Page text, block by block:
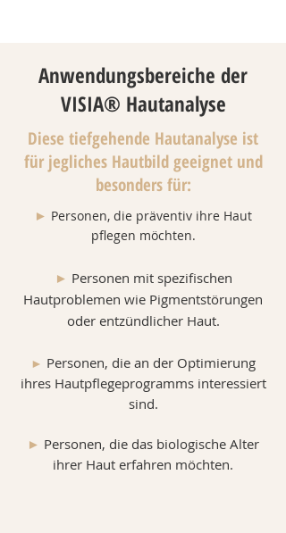
Anwendungsbereiche der
VISIA® Hautanalyse
Diese tiefgehende Hautanalyse ist
für jegliches Hautbild geeignet und
besonders für:
► Personen, die präventiv ihre Haut
pflegen möchten.
► Personen mit spezifischen
Hautproblemen wie Pigmentstörungen
oder entzündlicher Haut.
► Personen, die an der Optimierung
ihres Hautpflegeprogramms interessiert
sind.
► Personen, die das biologische Alter
ihrer Haut erfahren möchten.